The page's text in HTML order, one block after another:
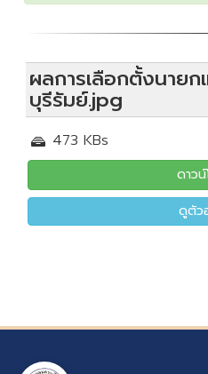
ผลการเลือกตั้งนาย
บุรีรัมย์.jpg
473 KBs
ดาว
ดูตัว